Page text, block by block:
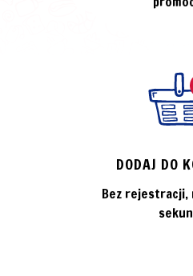
DODAJ DO
Bez rejestracji,